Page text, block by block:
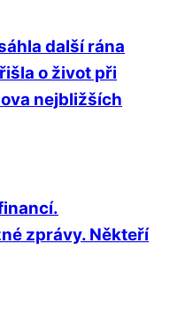
další rána
o život při
nejbližších
zprávy. Někteří